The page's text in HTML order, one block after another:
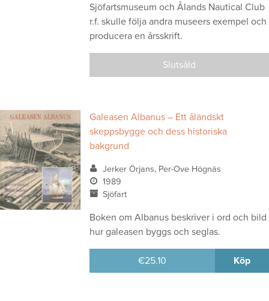
Sjöfartsmuseum och Ålands Nautical Club
r.f. skulle följa andra museers exempel och
producera en årsskrift.
Slutsåld
Galeasen Albanus – Ett åländskt
skeppsbygge och dess historiska
bakgrund
Jerker Örjans, Per-Ove Högnäs
1989
Sjöfart
Boken om Albanus beskriver i ord och bild
hur galeasen byggs och seglas.
€25.10 Köp